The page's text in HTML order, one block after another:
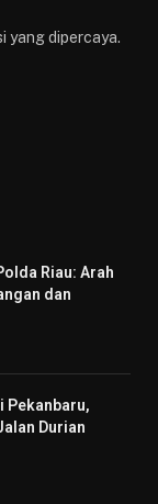
yang dipercaya.
Riau: Arah
dan
Pekanbaru,
Durian